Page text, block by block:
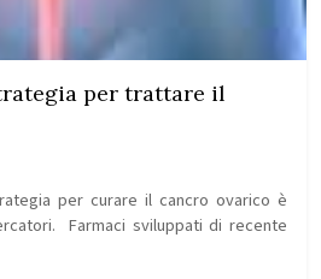
per trattare il
per curare il cancro ovarico è
Farmaci sviluppati di recente